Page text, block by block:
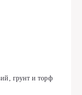
грунт и торф